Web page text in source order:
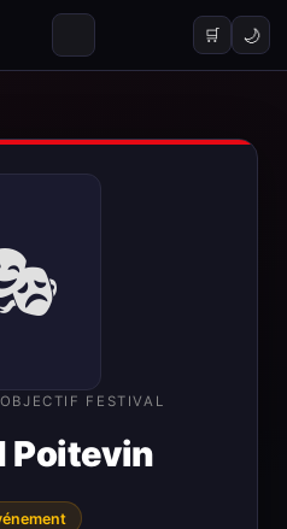
🛒 🌙
OBJECTIF FESTIVAL
Poitevin